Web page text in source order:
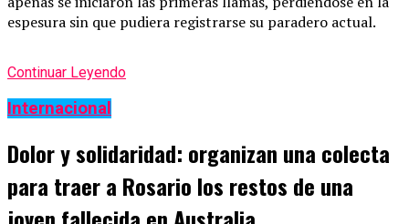
espesura sin que pudiera registrarse su paradero actual.
Continuar Leyendo
Internacional
Dolor y solidaridad: organizan una colecta
para traer a Rosario los restos de una